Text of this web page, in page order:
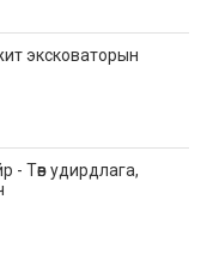
эксковаторын
- Төв удирдлага,